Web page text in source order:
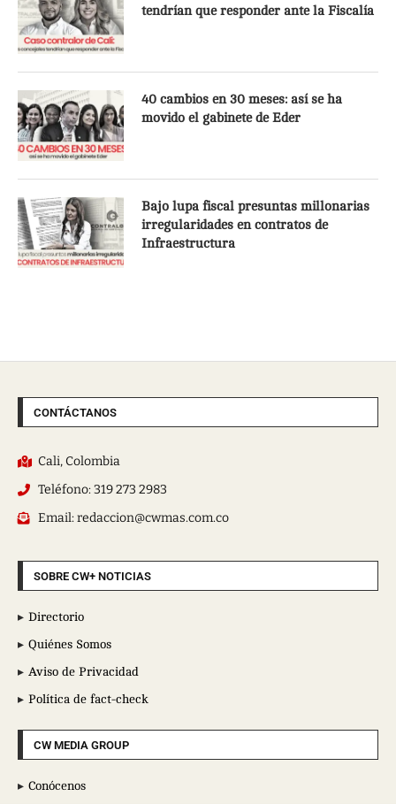
tendrían que responder ante la Fiscalía
40 cambios en 30 meses: así se ha
movido el gabinete de Eder
Bajo lupa fiscal presuntas millonarias
irregularidades en contratos de
Infraestructura
CONTÁCTANOS
Cali, Colombia
Teléfono: 319 273 2983
Email: redaccion@cwmas.com.co
SOBRE CW+ NOTICIAS
Directorio
Quiénes Somos
Aviso de Privacidad
Política de fact-check
CW MEDIA GROUP
Conócenos